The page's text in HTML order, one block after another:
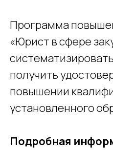
Программа
«Юрист в сфере
получить
повышении
установленного
Подробная